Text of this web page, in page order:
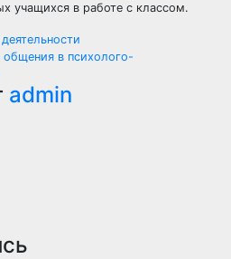
учащихся в работе с классом.
общения в психолого-
admin